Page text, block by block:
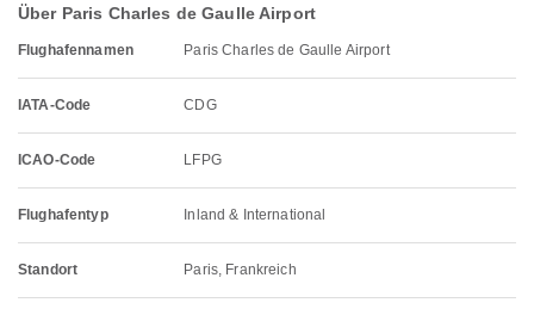
Über Paris Charles de Gaulle Airport
Flughafennamen Paris Charles de Gaulle Airport
IATA-Code CDG
ICAO-Code LFPG
Flughafentyp Inland & International
Standort Paris, Frankreich